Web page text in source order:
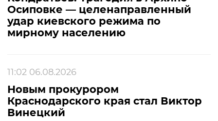
Осиповке — целенаправленный
удар киевского режима по
мирному населению
11:02 06.08.2026
Новым прокурором
Краснодарского края стал Виктор
Винецкий